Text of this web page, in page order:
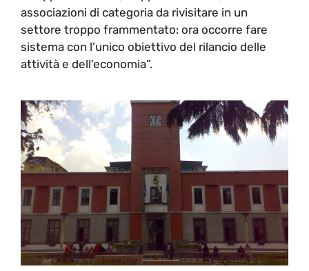
associazioni di categoria da rivisitare in un
settore troppo frammentato: ora occorre fare
sistema con l’unico obiettivo del rilancio delle
attività e dell'economia”.